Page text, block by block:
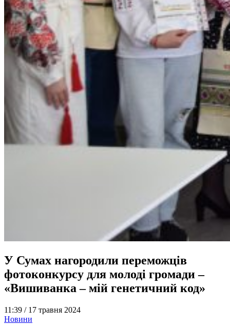
У Сумах нагородили переможців
фотоконкурсу для молоді громади –
«Вишиванка – мій генетичний код»
11:39 / 17 травня 2024
Новини